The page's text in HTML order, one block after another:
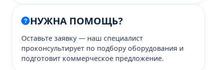
НУЖНА ПОМОЩЬ?
Оставьте заявку — наш специалист
проконсультирует по подбору оборудования и
подготовит коммерческое предложение.